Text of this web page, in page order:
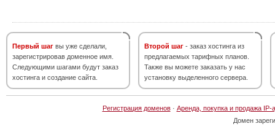
Первый шаг вы уже сделали,
зарегистрировав доменное имя.
Следующими шагами будут заказ
хостинга и создание сайта.
Второй шаг - заказ хостинга из
предлагаемых тарифных планов.
Также вы можете заказать у нас
установку выделенного сервера.
Регистрация доменов· Аренда, покупка и продажа IP-
Домен